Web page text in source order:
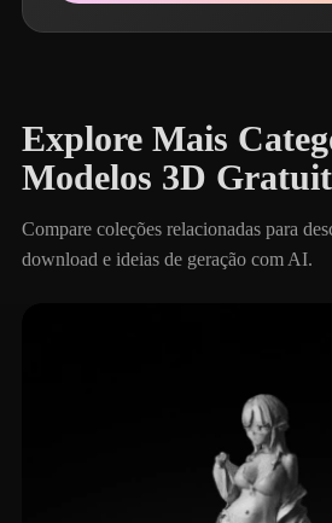
Explore Mais
Modelos 3D
Compare coleções relacionadas para
download e ideias de geração com AI.